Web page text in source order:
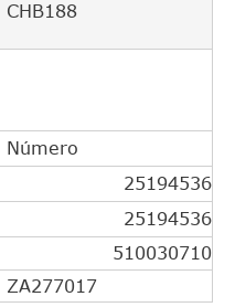
CHB188
Número
25194536
25194536
510030710
ZA277017